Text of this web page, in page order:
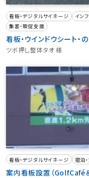
看板・デジタルサイネージ イン
集客・販促支援
看板・ウインドウシート・
ツボ押し整体タオ 様
看板・デジタルサイネージ 宿泊
案内看板設置（GolfCafé